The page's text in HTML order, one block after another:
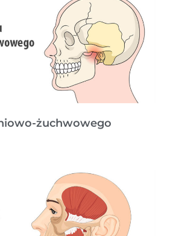
żuchwowego